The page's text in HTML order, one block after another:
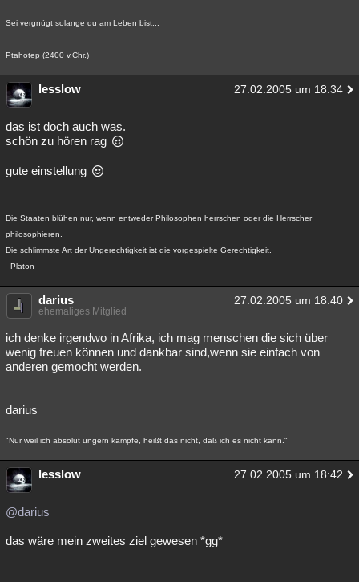
Sei vergnügt solange du am Leben bist...
Ptahotep (2400 v.Chr.)
lesslow 27.02.2005 um 18:34
das ist doch auch was.
schön zu hören rag
gute einstellung
Die Staaten blühen nur, wenn entweder Philosophen herrschen oder die Herrscher
philosophieren.
Die schlimmste Art der Ungerechtigkeit ist die vorgespielte Gerechtigkeit.
- Platon -
darius 27.02.2005 um 18:40
ehemaliges Mitglied
ich denke irgendwo in Afrika, ich mag menschen die sich über
wenig freuen können und dankbar sind,wenn sie einfach von
anderen gemocht werden.
darius
"Nur weil ich absolut ungern kämpfe, heißt das nicht, daß ich es nicht kann."
lesslow 27.02.2005 um 18:42
@darius
das wäre mein zweites ziel gewesen *gg*